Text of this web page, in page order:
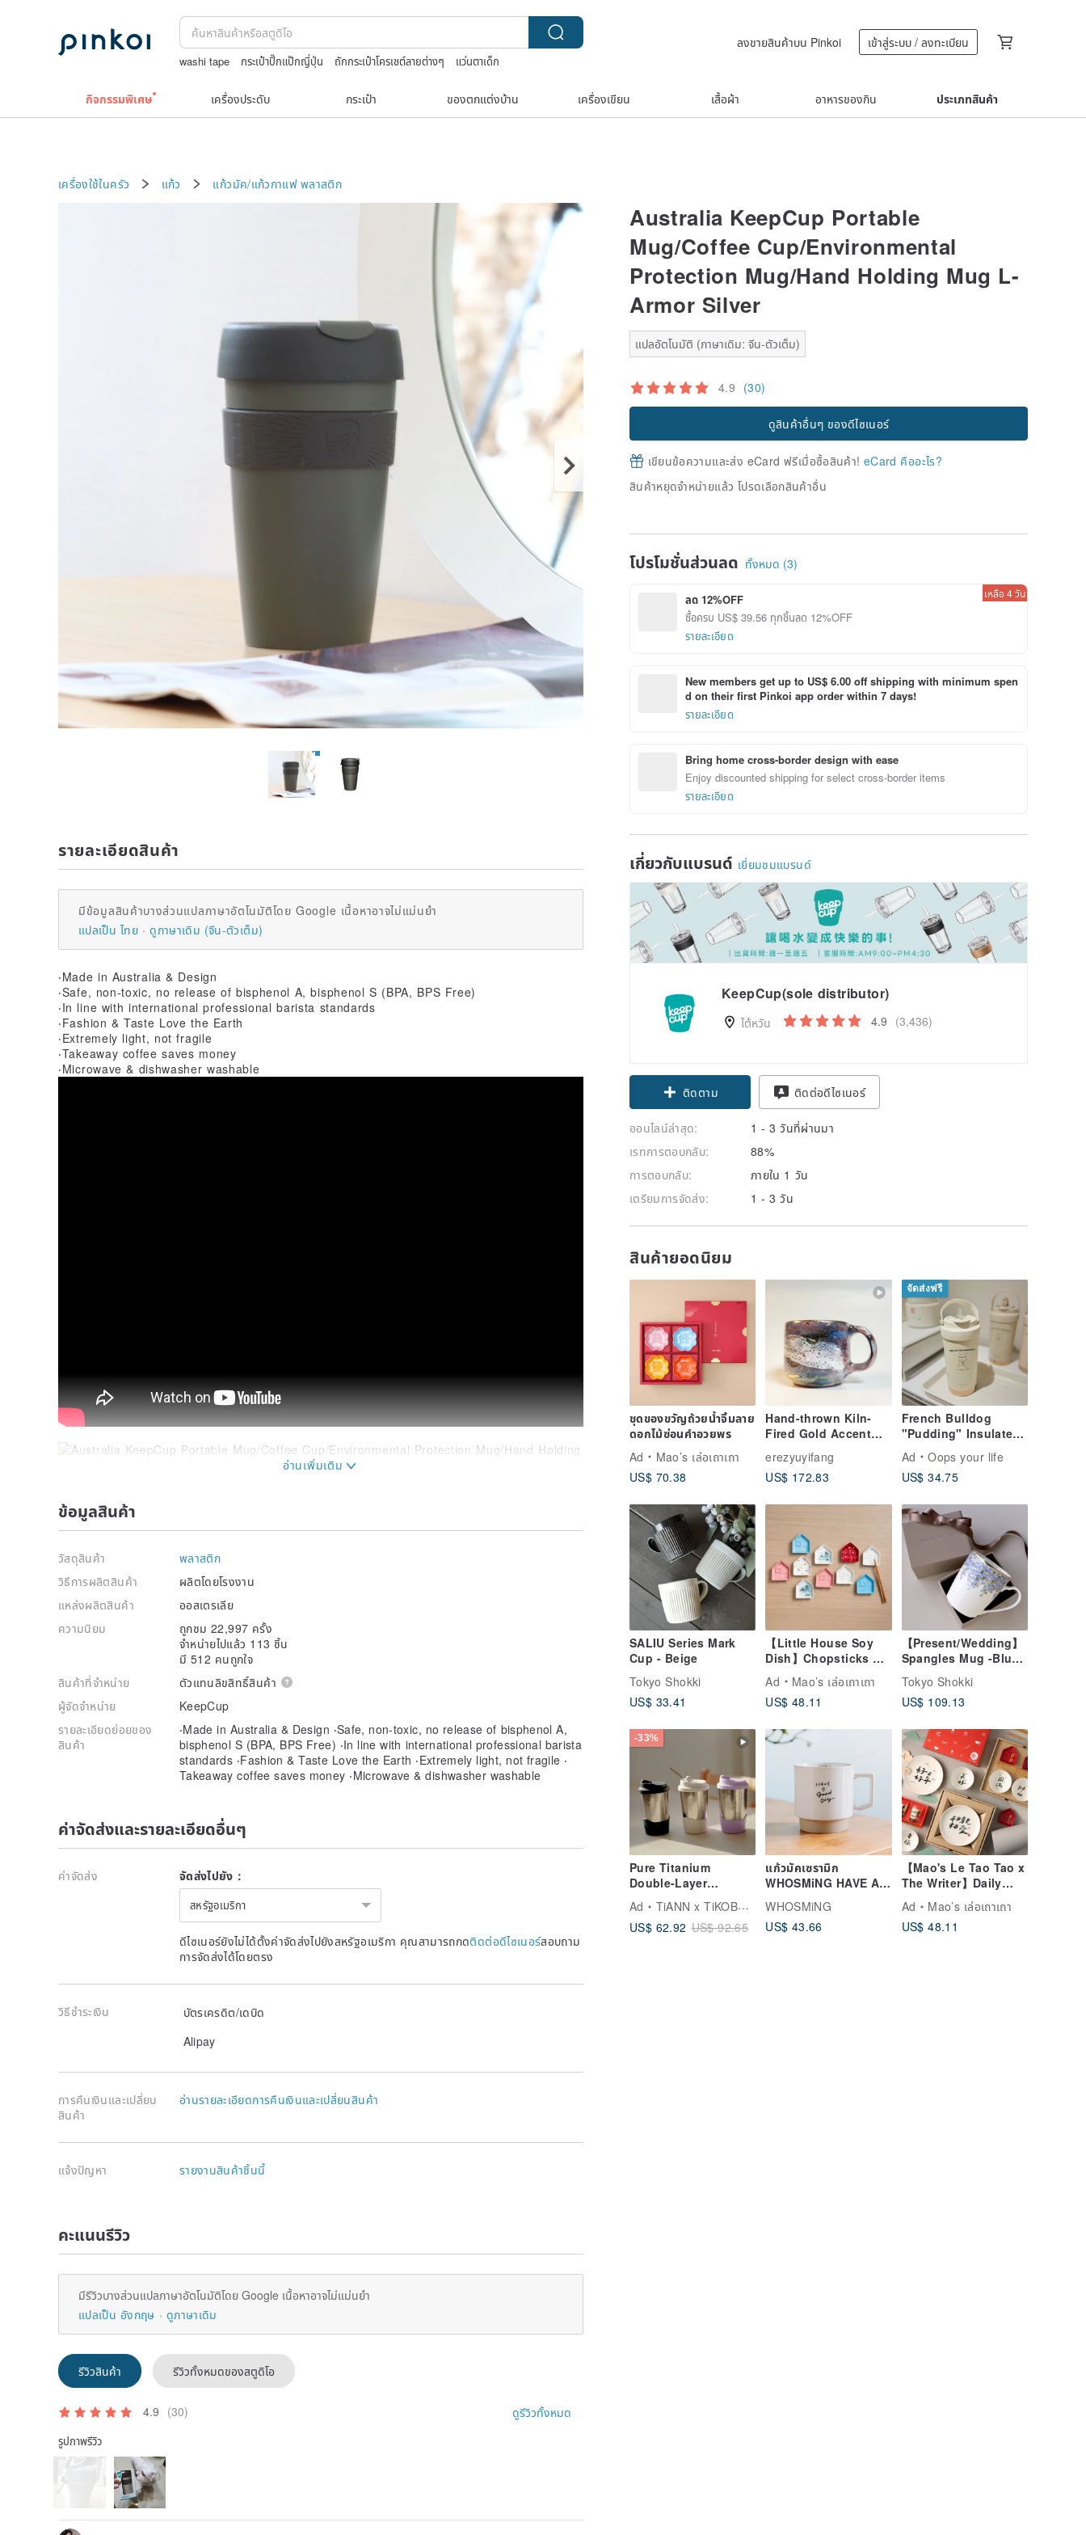
washi tape กระเป๋าปิ๊กแป๊กญี่ปุ่น ถักกระเป๋าโครเชต์ลายต่างๆ
แว่นตาเด็ก
ลงขายสินค้าบน Pinkoi เข้าสู่ระบบ / ลงทะเบียน
กิจกรรมพิเศษ เครื่องประดับ กระเป๋า ของตกแต่งบ้าน เครื่องเขียน เสื้อผ้า อาหารของกิน ประเภทสินค้า
เครื่องใช้ในครัว แก้ว แก้วมัค/แก้วกาแฟ พลาสติก
Australia KeepCup Portable
Mug/Coffee Cup/Environmental
Protection Mug/Hand Holding Mug L-
Armor Silver
แปลอัตโนมัติ (ภาษาเดิม: จีน-ตัวเต็ม)
4.9 (30)
ดูสินค้าอื่นๆ ของดีไซเนอร์
เขียนข้อความและส่ง eCard ฟรีเมื่อซื้อสินค้า! eCard คืออะไร?
สินค้าหยุดจำหน่ายแล้ว โปรดเลือกสินค้าอื่น
โปรโมชั่นส่วนลด ทั้งหมด (3)
ลด 12%OFF
ซื้อครบ US$ 39.56 ทุกชิ้นลด 12%OFF
รายละเอียด
เหลือ 4 วัน
New members get up to US$ 6.00 off shipping with minimum spen
d on their first Pinkoi app order within 7 days!
รายละเอียด
Bring home cross-border design with ease
Enjoy discounted shipping for select cross-border items
รายละเอียด
เกี่ยวกับแบรนด์ เยี่ยมชมแบรนด์
KeepCup(sole distributor)
ไต้หวัน 4.9 (3,436)
Claim coupon
ติดตาม
ติดต่อดีไซเนอร์
ออนไลน์ล่าสุด:
1 - 3 วันที่ผ่านมา
เรทการตอบกลับ:
88%
การตอบกลับ:
ภายใน 1 วัน
เตรียมการจัดส่ง:
1 - 3 วัน
สินค้ายอดนิยม
ชุดของขวัญถ้วยน้ำจิ้มลาย
ดอกไม้ซ่อนคำอวยพร
Ad
Mao’s เล่อเถาเถา
US$ 70.38
Hand-thrown Kiln-
Fired Gold Accent
Dusty Rose Starry
Sky Coffee Cup
erezyuyifang
US$ 172.83
จัดส่งฟรี
French Bulldog
"Pudding" Insulated
- 316 Stainless Steel
with Ceramic Interior
Ad
Oops your life
US$ 34.75
SALIU Series Mark
Cup - Beige
Tokyo Shokki
US$ 33.41
【Little House Soy
Dish】Chopsticks &
Soy Dish Gift Set
(Colorful)
Ad
Mao’s เล่อเถาเถา
US$ 48.11
【Present/Wedding】
Spangles Mug -Blue /
Nikko
Tokyo Shokki
US$ 109.13
-33%
Pure Titanium
Double-Layer
Vacuum Egg Cup
480ml (Insulated /
Titanium Cup / Mug /
Ad
TiANN x TiKOBO Titanium Tableware
US$ 62.92 US$ 92.65
แก้วมัคเซรามิก
WHOSMiNG HAVE A
GOOD DAY งานทำมือ
ผลิตในญี่ปุ่น
WHOSMiNG
US$ 43.66
【Mao's Le Tao Tao x
The Writer】Daily
Blessing Series Gift
Box Set
Ad
Mao’s เล่อเถาเถา
US$ 48.11
รายละเอียดสินค้า
มีข้อมูลสินค้าบางส่วนแปลภาษาอัตโนมัติโดย Google เนื้อหาอาจไม่แม่นยำ
แปลเป็น ไทย
ดูภาษาเดิม (จีน-ตัวเต็ม)
‧Made in Australia & Design
‧Safe, non-toxic, no release of bisphenol A, bisphenol S (BPA, BPS Free)
‧In line with international professional barista standards
‧Fashion & Taste Love the Earth
‧Extremely light, not fragile
‧Takeaway coffee saves money
‧Microwave & dishwasher washable
Product specifications:
Outer box size: depth 9 × width 9 × height 15.3cm
Material: Cup｜Polypropylene (PP#5)
Cover｜Low Density Polyethylene (LDPE#4)
Cup ring｜Silicone
Movable Buckle｜Low Density Polyethylene (LDPE#4)
Net weight: 105g
Heat resistance: 120°C to-18°C
‧Do not use alternately with hot and cold.
‧This cup is not completely closed, please do not put it in the bag when you are holding
drinks.
‧Please use sponge and neutral lotion to clean.
‧Please be careful when handling drinks.
‧After the product has cracks, please do not use it again to avoid the danger of cracking.
ข้อมูลสินค้า
วัสดุสินค้า
พลาสติก
วิธีการผลิตสินค้า
ผลิตโดยโรงงาน
แหล่งผลิตสินค้า
ออสเตรเลีย
ความนิยม
ถูกชม 22,997 ครั้ง
จำหน่ายไปแล้ว 113 ชิ้น
มี 512 คนถูกใจ
สินค้าที่จำหน่าย
ตัวแทนลิขสิทธิ์สินค้า
ผู้จัดจำหน่าย
KeepCup
รายละเอียดย่อยของ
สินค้า
‧Made in Australia & Design ‧Safe, non-toxic, no release of bisphenol A,
bisphenol S (BPA, BPS Free) ‧In line with international professional barista
standards ‧Fashion & Taste Love the Earth ‧Extremely light, not fragile ‧
Takeaway coffee saves money ‧Microwave & dishwasher washable
ค่าจัดส่งและรายละเอียดอื่นๆ
ค่าจัดส่ง จัดส่งไปยัง：
สหรัฐอเมริกา
ดีไซเนอร์ยังไม่ได้ตั้งค่าจัดส่งไปยังสหรัฐอเมริกา คุณสามารถกดติดต่อดีไซเนอร์สอบถาม
การจัดส่งได้โดยตรง
วิธีชำระเงิน
บัตรเครดิต/เดบิด
Alipay
การคืนเงินและเปลี่ยน
สินค้า
อ่านรายละเอียดการคืนเงินและเปลี่ยนสินค้า
แจ้งปัญหา รายงานสินค้าชิ้นนี้
คะแนนรีวิว
มีรีวิวบางส่วนแปลภาษาอัตโนมัติโดย Google เนื้อหาอาจไม่แม่นยำ
แปลเป็น อังกฤษ
ดูภาษาเดิม
รีวิวสินค้า รีวิวทั้งหมดของสตูดิโอ
4.9 (30) ดูรีวิวทั้งหมด
รูปภาพรีวิว